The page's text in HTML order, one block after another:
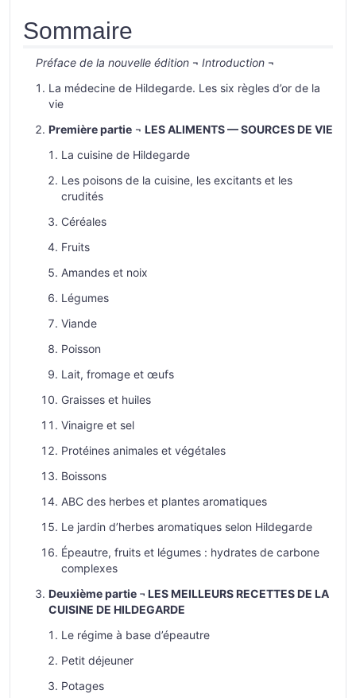
Sommaire
Préface de la nouvelle édition ¬ Introduction ¬
La médecine de Hildegarde. Les six règles d’or de la
vie
Première partie ¬ LES ALIMENTS — SOURCES DE VIE
La cuisine de Hildegarde
Les poisons de la cuisine, les excitants et les
crudités
Céréales
Fruits
Amandes et noix
Légumes
Viande
Poisson
Lait, fromage et œufs
Graisses et huiles
Vinaigre et sel
Protéines animales et végétales
Boissons
ABC des herbes et plantes aromatiques
Le jardin d’herbes aromatiques selon Hildegarde
Épeautre, fruits et légumes : hydrates de carbone
complexes
Deuxième partie ¬ LES MEILLEURS RECETTES DE LA
CUISINE DE HILDEGARDE
Le régime à base d’épeautre
Petit déjeuner
Potages